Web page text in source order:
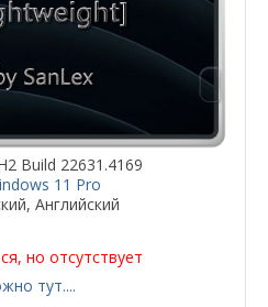
Build 22631.4169
11 Pro
Английский
но отсутствует
тут....